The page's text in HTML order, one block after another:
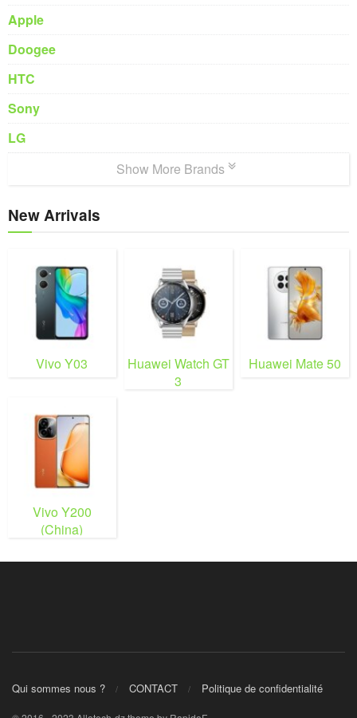
Apple
Doogee
HTC
Sony
LG
Show More Brands
New Arrivals
Vivo Y03
Huawei Watch GT
3
Huawei Mate 50
Vivo Y200
(China)
Qui sommes nous ? CONTACT Politique de confidentialité